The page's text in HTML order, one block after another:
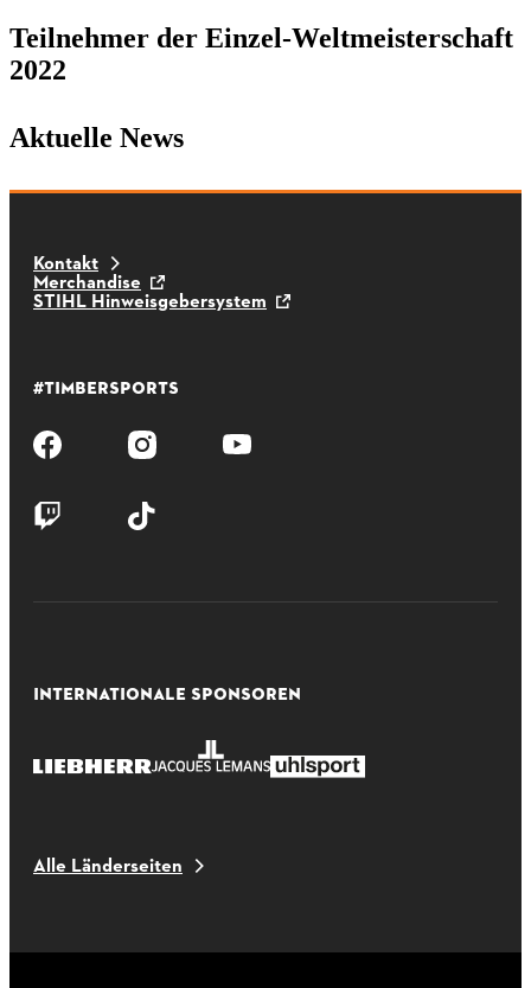
Teilnehmer der Einzel-Weltmeisterschaft
2022
Aktuelle News
Kontakt
Merchandise
STIHL Hinweisgebersystem
#TIMBERSPORTS
INTERNATIONALE SPONSOREN
Alle Länderseiten